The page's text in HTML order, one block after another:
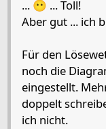
... 😶 ... Toll!
Aber gut ... ich
Für den
noch die
eingestellt.
doppelt
ich nicht.